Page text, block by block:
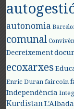
autonomia
comunal
Decreixement
ecoxarxes
Enric Duran faircoin
Independència
KurdistanL'Albada